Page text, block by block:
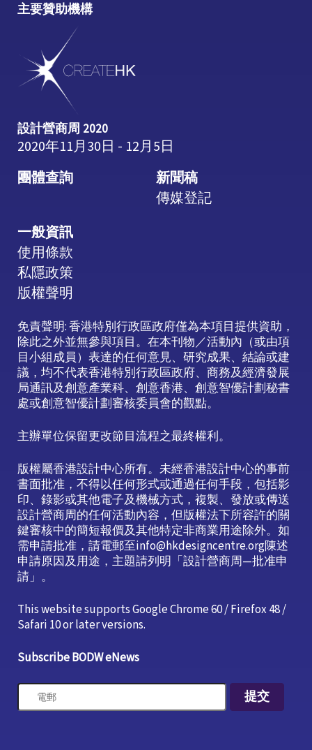
主要贊助機構
設計營商周 2020
2020年11月30日 - 12月5日
團體查詢
新聞稿
傳媒登記
一般資訊
使用條款
私隱政策
版權聲明
免責聲明: 香港特別行政區政府僅為本項目提供資助，
除此之外並無參與項目。在本刊物／活動內（或由項
目小組成員）表達的任何意見、研究成果、結論或建
議，均不代表香港特別行政區政府、商務及經濟發展
局通訊及創意產業科、創意香港、創意智優計劃秘書
處或創意智優計劃審核委員會的觀點。
主辦單位保留更改節目流程之最終權利。
版權屬香港設計中心所有。未經香港設計中心的事前
書面批准，不得以任何形式或通過任何手段，包括影
印、錄影或其他電子及機械方式，複製、發放或傳送
設計營商周的任何活動內容，但版權法下所容許的關
鍵審核中的簡短報價及其他特定非商業用途除外。如
需申請批准，請電郵至info@hkdesigncentre.org陳述
申請原因及用途，主題請列明「設計營商周—批准申
請」。
This website supports Google Chrome 60 / Firefox 48 /
Safari 10 or later versions.
Subscribe BODW eNews
提交